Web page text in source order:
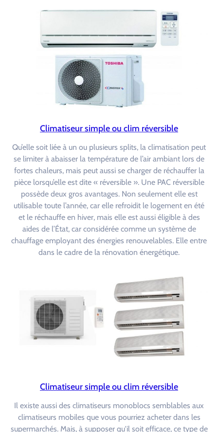
Climatiseur simple ou clim réversible
Qu’elle soit liée à un ou plusieurs splits, la climatisation peut
se limiter à abaisser la température de l’air ambiant lors de
fortes chaleurs, mais peut aussi se charger de réchauffer la
pièce lorsqu’elle est dite « réversible ». Une PAC réversible
possède deux gros avantages. Non seulement elle est
utilisable toute l’année, car elle refroidit le logement en été
et le réchauffe en hiver, mais elle est aussi éligible à des
aides de l’État, car considérée comme un système de
chauffage employant des énergies renouvelables. Elle entre
dans le cadre de la rénovation énergétique.
Climatiseur simple ou clim réversible
Il existe aussi des climatiseurs monoblocs semblables aux
climatiseurs mobiles que vous pourriez acheter dans les
supermarchés. Mais, à supposer qu'il soit efficace, ce type de